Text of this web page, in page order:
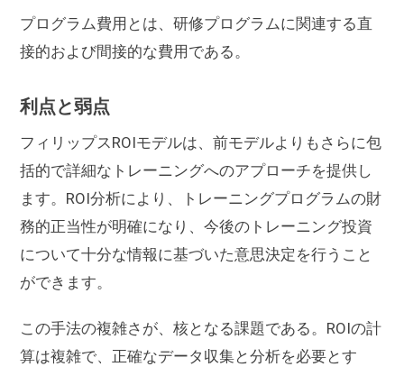
プログラム費用とは、研修プログラムに関連する直
接的および間接的な費用である。
利点と弱点
フィリップスROIモデルは、前モデルよりもさらに包
括的で詳細なトレーニングへのアプローチを提供し
ます。ROI分析により、トレーニングプログラムの財
務的正当性が明確になり、今後のトレーニング投資
について十分な情報に基づいた意思決定を行うこと
ができます。
この手法の複雑さが、核となる課題である。ROIの計
算は複雑で、正確なデータ収集と分析を必要とす